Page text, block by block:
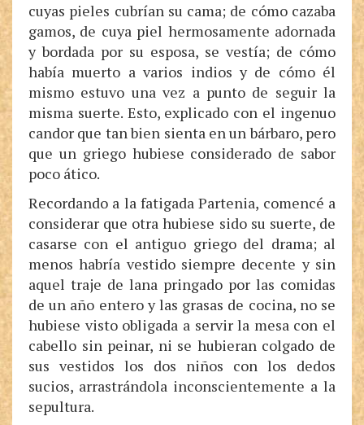
cuyas pieles cubrían su cama; de cómo cazaba
gamos, de cuya piel hermosamente adornada
y bordada por su esposa, se vestía; de cómo
había muerto a varios indios y de cómo él
mismo estuvo una vez a punto de seguir la
misma suerte. Esto, explicado con el ingenuo
candor que tan bien sienta en un bárbaro, pero
que un griego hubiese considerado de sabor
poco ático.
Recordando a la fatigada Partenia, comencé a
considerar que otra hubiese sido su suerte, de
casarse con el antiguo griego del drama; al
menos habría vestido siempre decente y sin
aquel traje de lana pringado por las comidas
de un año entero y las grasas de cocina, no se
hubiese visto obligada a servir la mesa con el
cabello sin peinar, ni se hubieran colgado de
sus vestidos los dos niños con los dedos
sucios, arrastrándola inconscientemente a la
sepultura.